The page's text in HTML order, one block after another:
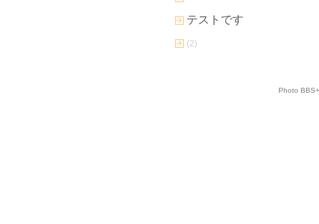
テストです
(2)
Photo BBS+